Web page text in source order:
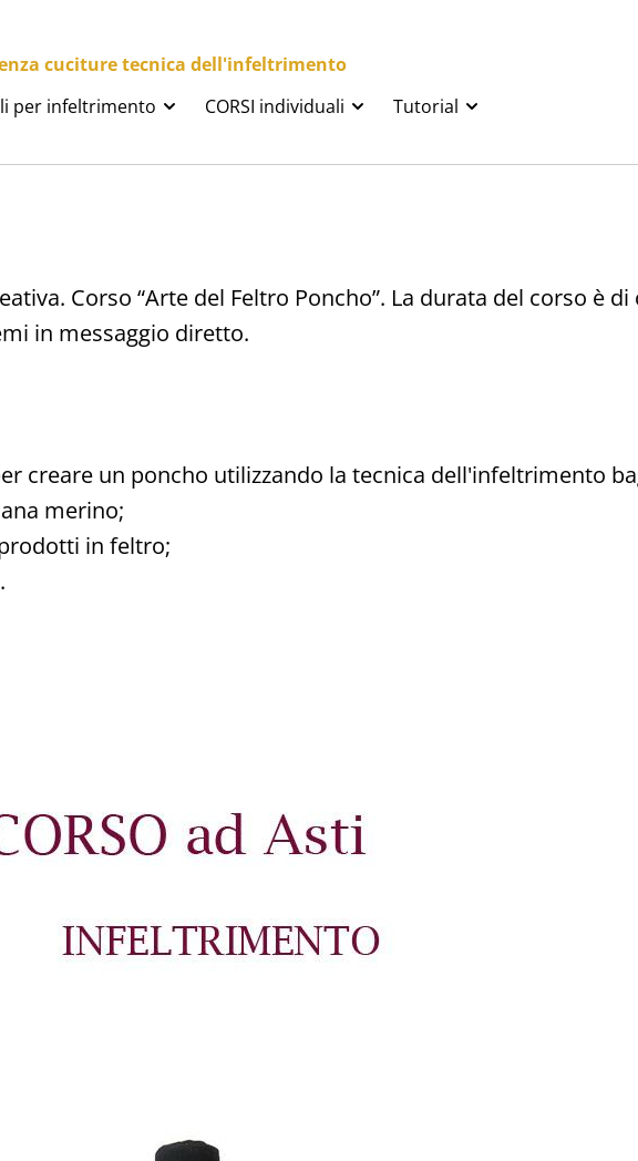
cuciture tecnica dell'infeltrimento
per infeltrimento CORSI individuali Tutorial
Corso “Arte del Feltro Poncho”. La durata del corso è di
in messaggio diretto.
creare un poncho utilizzando la tecnica dell'infeltrimento
merino;
in feltro;